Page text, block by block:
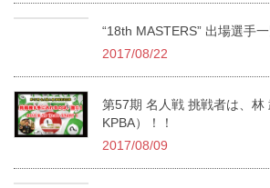
“18th MASTERS” 出場選手
2017/08/22
第57期 名人戦 挑戦者は、林
KPBA）！！
2017/08/09